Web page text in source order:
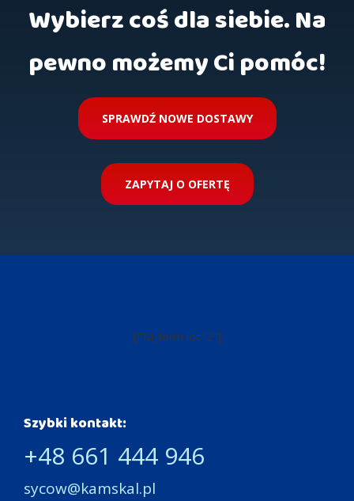
Wybierz coś dla siebie. Na
pewno możemy Ci pomóc!
SPRAWDŹ NOWE DOSTAWY
ZAPYTAJ O OFERTĘ
[FM_form id="2"]
Szybki kontakt:
+48 661 444 946
sycow@kamskal.pl